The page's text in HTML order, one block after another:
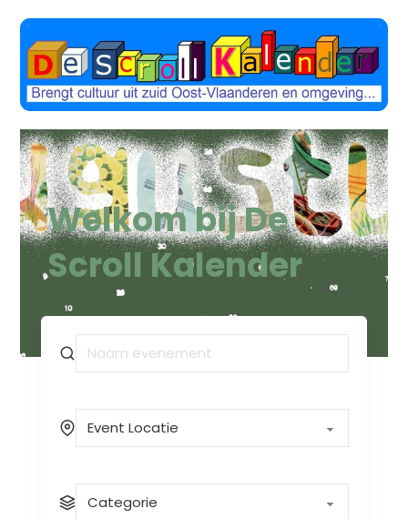
Welkom bij De
Scroll Kalender